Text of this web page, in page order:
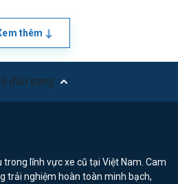
thêm
đầu trang
lĩnh vực xe cũ tại Việt Nam. Cam
trải nghiệm hoàn toàn minh bạch,